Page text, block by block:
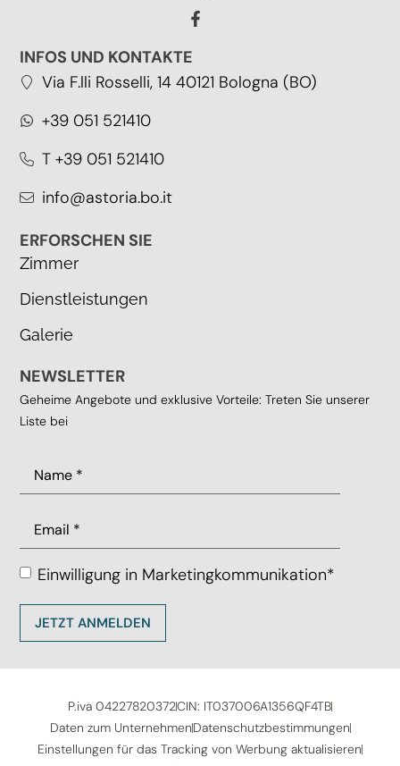
INFOS UND KONTAKTE
Via F.lli Rosselli, 14 40121 Bologna (BO)
+39 051 521410
T +39 051 521410
info@astoria.bo.it
ERFORSCHEN SIE
Zimmer
Dienstleistungen
Galerie
NEWSLETTER
Geheime Angebote und exklusive Vorteile: Treten Sie unserer
Liste bei
Name(erforderlich)
Email (erforderlich)
Privacy(erforderlich)
Einwilligung in Marketingkommunikation*
P.iva 04227820372CIN: IT037006A1356QF4TB
Daten zum UnternehmenDatenschutzbestimmungen
Einstellungen für das Tracking von Werbung aktualisieren